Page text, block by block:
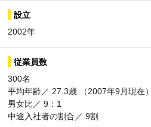
設立
2002年
従業員数
300名
平均年齢／ 27.3歳 （2007年9月現在）
男女比／ 9：1
中途入社者の割合／ 9割